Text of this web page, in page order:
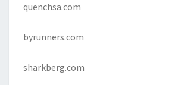
quenchsa.com
byrunners.com
sharkberg.com